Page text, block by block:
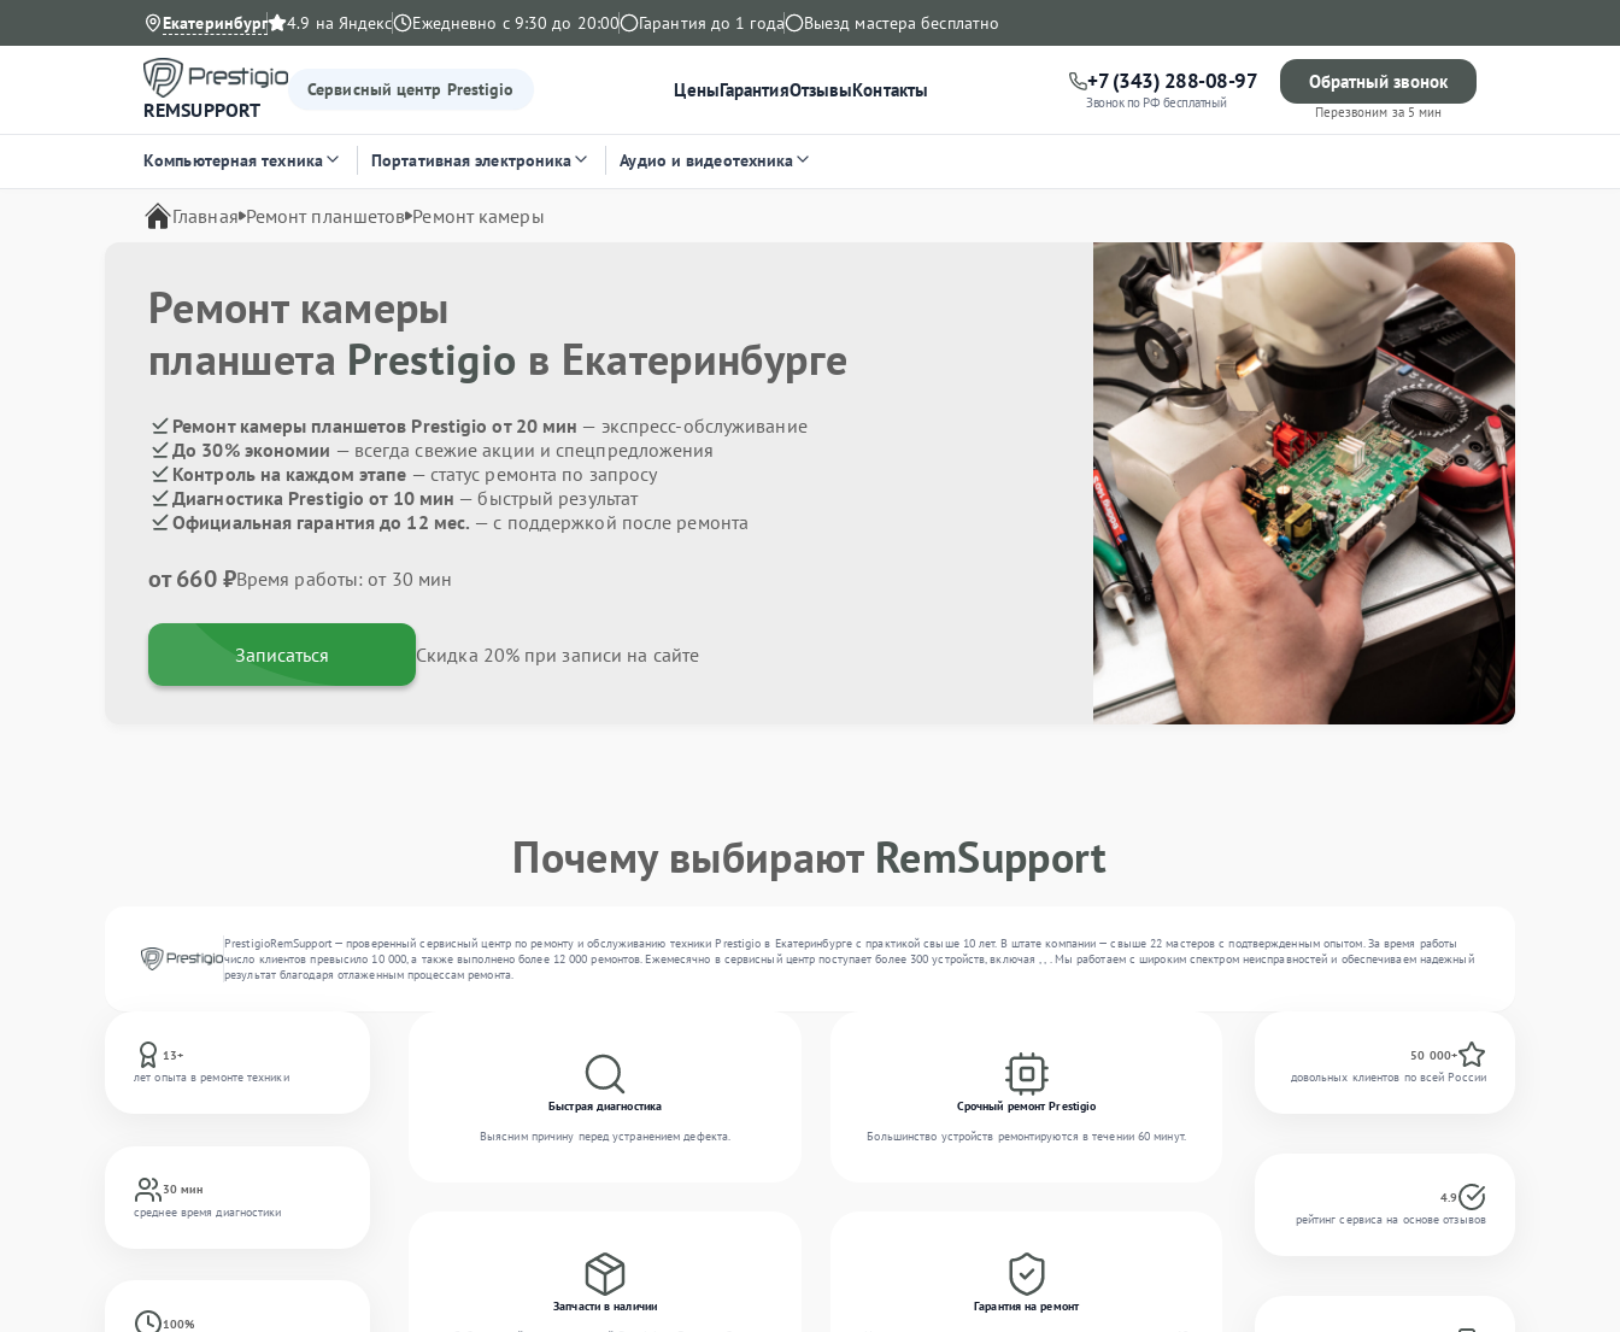
Екатеринбург 4.9 на Яндекс Ежедневно с 9:30 до 20:00 Гарантия до 1 года Выезд мастера бесплатно
REMSUPPORT
Сервисный центр Prestigio ЦеныГарантияОтзывыКонтакты +7 (343) 288-08-97
Звонок по РФ бесплатный
Обратный звонок
Перезвоним за 5 мин
Компьютерная техника Портативная электроника Аудио и видеотехника
Главная Ремонт планшетов Ремонт камеры
Ремонт камеры
планшета Prestigio в Екатеринбурге
Ремонт камеры планшетов Prestigio от 20 мин — экспресс-обслуживание
До 30% экономии — всегда свежие акции и спецпредложения
Контроль на каждом этапе — статус ремонта по запросу
Диагностика Prestigio от 10 мин — быстрый результат
Официальная гарантия до 12 мес. — с поддержкой после ремонта
от 660 ₽Время работы: от 30 мин
Записаться Скидка 20% при записи на сайте
Почему выбирают RemSupport
PrestigioRemSupport — проверенный сервисный центр по ремонту и обслуживанию техники Prestigio в Екатеринбурге с практикой свыше 10 лет. В штате компании — свыше 22 мастеров с подтвержденным опытом. За время работы
число клиентов превысило 10 000, а также выполнено более 12 000 ремонтов. Ежемесячно в сервисный центр поступает более 300 устройств, включая , , . Мы работаем с широким спектром неисправностей и обеспечиваем надежный
результат благодаря отлаженным процессам ремонта.
13+
лет опыта в ремонте техники
30 мин
среднее время диагностики
100%
Быстрая диагностика
Выясним причину перед устранением дефекта.
Срочный ремонт Prestigio
Большинство устройств ремонтируются в течении 60 минут.
Запчасти в наличии
Гарантия на ремонт
50 000+
довольных клиентов по всей России
4.9
рейтинг сервиса на основе отзывов